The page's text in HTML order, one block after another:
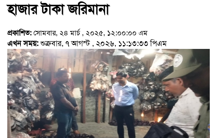
হাজার টাকা জরিমানা
প্রকাশিত: সোমবার, ২৪ মার্চ , ২০২৫, ১২:০০:০০ এম
এখন সময়:শুক্রবার, ৭ আগস্ট , ২০২৬, ১১:১৩:৩৩ পিএম